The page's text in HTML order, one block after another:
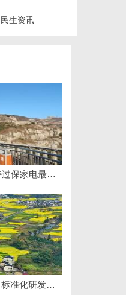
民生资讯
美的会员权益大升级！支持过保家电最高3000元免费维修
贝净 AC 国际医疗实验室，标准化研发体系全解析